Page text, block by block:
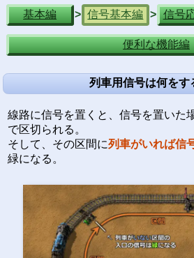
基本編 > 信号基本編 > 信号
便利な機能編
列車用信号は何をす
線路に信号を置くと、信号を置いた
で区切られる。
そして、その区間に列車がいれば信
緑になる。